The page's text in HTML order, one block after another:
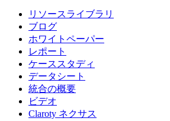
リソースライブラリ
ブログ
ホワイトペーパー
レポート
ケーススタディ
データシート
統合の概要
ビデオ
Claroty ネクサス